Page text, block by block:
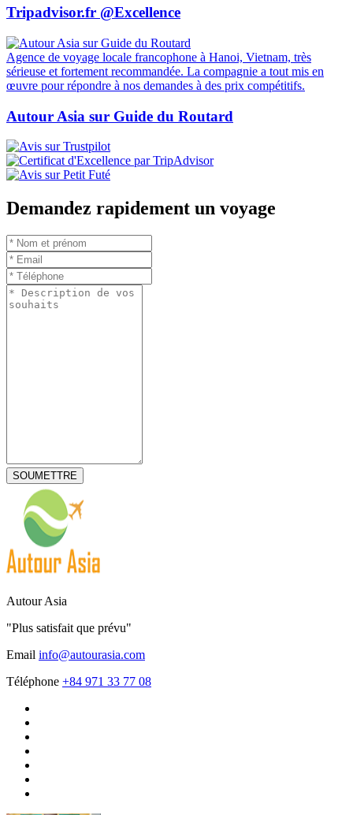
Tripadvisor.fr @Excellence
Agence de voyage locale francophone à Hanoi, Vietnam, très
sérieuse et fortement recommandée. La compagnie a tout mis en
œuvre pour répondre à nos demandes à des prix compétitifs.
Autour Asia sur Guide du Routard
Demandez rapidement un voyage
Autour Asia
"Plus satisfait que prévu"
Email info@autourasia.com
Téléphone +84 971 33 77 08